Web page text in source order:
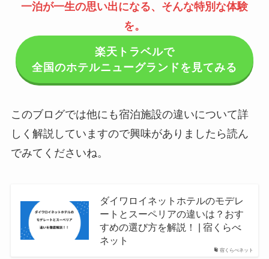
一泊が一生の思い出になる、そんな特別な体験
を。
楽天トラベルで
全国のホテルニューグランドを見てみる
このブログでは他にも宿泊施設の違いについて詳
しく解説していますので興味がありましたら読ん
でみてくださいね。
宿くらべネット
ダイワロイネットホテルのモデレ
ートとスーペリアの違いは？おす
すめの選び方を解説！ | 宿くらべ
ネット